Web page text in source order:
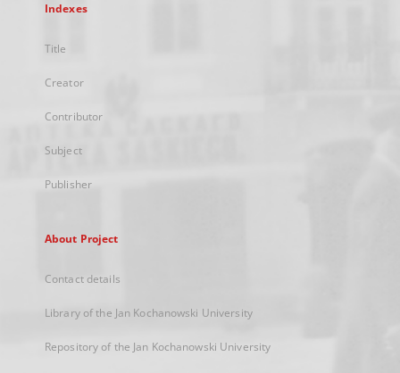
Indexes
Title
Creator
Contributor
Subject
Publisher
About Project
Contact details
Library of the Jan Kochanowski University
Repository of the Jan Kochanowski University